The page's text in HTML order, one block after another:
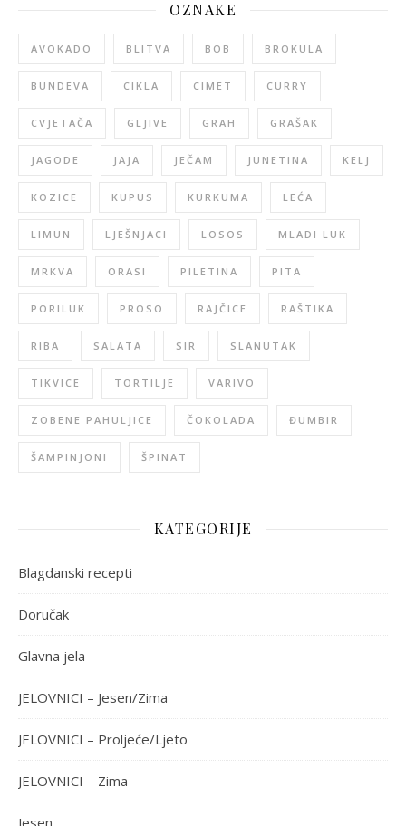
OZNAKE
AVOKADO BLITVA BOB BROKULA
BUNDEVA CIKLA CIMET CURRY
CVJETAČA GLJIVE GRAH GRAŠAK
JAGODE JAJA JEČAM JUNETINA KELJ
KOZICE KUPUS KURKUMA LEĆA
LIMUN LJEŠNJACI LOSOS MLADI LUK
MRKVA ORASI PILETINA PITA
PORILUK PROSO RAJČICE RAŠTIKA
RIBA SALATA SIR SLANUTAK
TIKVICE TORTILJE VARIVO
ZOBENE PAHULJICE ČOKOLADA ĐUMBIR
ŠAMPINJONI ŠPINAT
KATEGORIJE
Blagdanski recepti
Doručak
Glavna jela
JELOVNICI – Jesen/Zima
JELOVNICI – Proljeće/Ljeto
JELOVNICI – Zima
Jesen